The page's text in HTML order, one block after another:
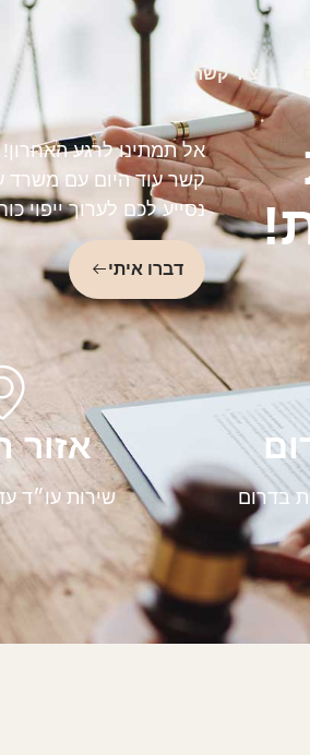
צור קשר
אל תמתינו לרגע
קשר עוד היום עם משרד
נסייע לכם לערוך
דברו איתי
בדרום
אזור
שירות עו״ד